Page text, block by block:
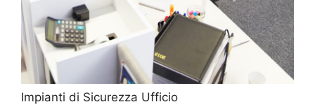
Impianti di Sicurezza Ufficio